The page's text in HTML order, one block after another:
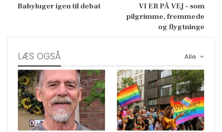
Babyluger igen til debat
VI ER PÅ VEJ – som
pilgrimme, fremmede
og flygtninge
Alle
LÆS OGSÅ